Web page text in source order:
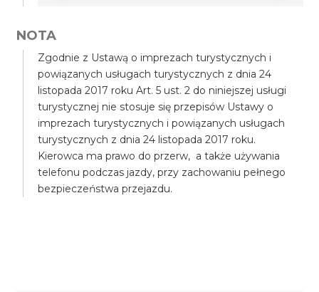
NOTA
Zgodnie z Ustawą o imprezach turystycznych i
powiązanych usługach turystycznych z dnia 24
listopada 2017 roku Art. 5 ust. 2 do niniejszej usługi
turystycznej nie stosuje się przepisów Ustawy o
imprezach turystycznych i powiązanych usługach
turystycznych z dnia 24 listopada 2017 roku.
Kierowca ma prawo do przerw, a także używania
telefonu podczas jazdy, przy zachowaniu pełnego
bezpieczeństwa przejazdu.